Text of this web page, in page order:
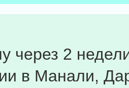
через 2
в Манали,